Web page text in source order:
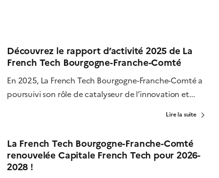
Découvrez le rapport d’activité 2025 de La
French Tech Bourgogne-Franche-Comté
En 2025, La French Tech Bourgogne-Franche-Comté a
poursuivi son rôle de catalyseur de l’innovation et...
Lire la suite
La French Tech Bourgogne-Franche-Comté
renouvelée Capitale French Tech pour 2026-
2028 !